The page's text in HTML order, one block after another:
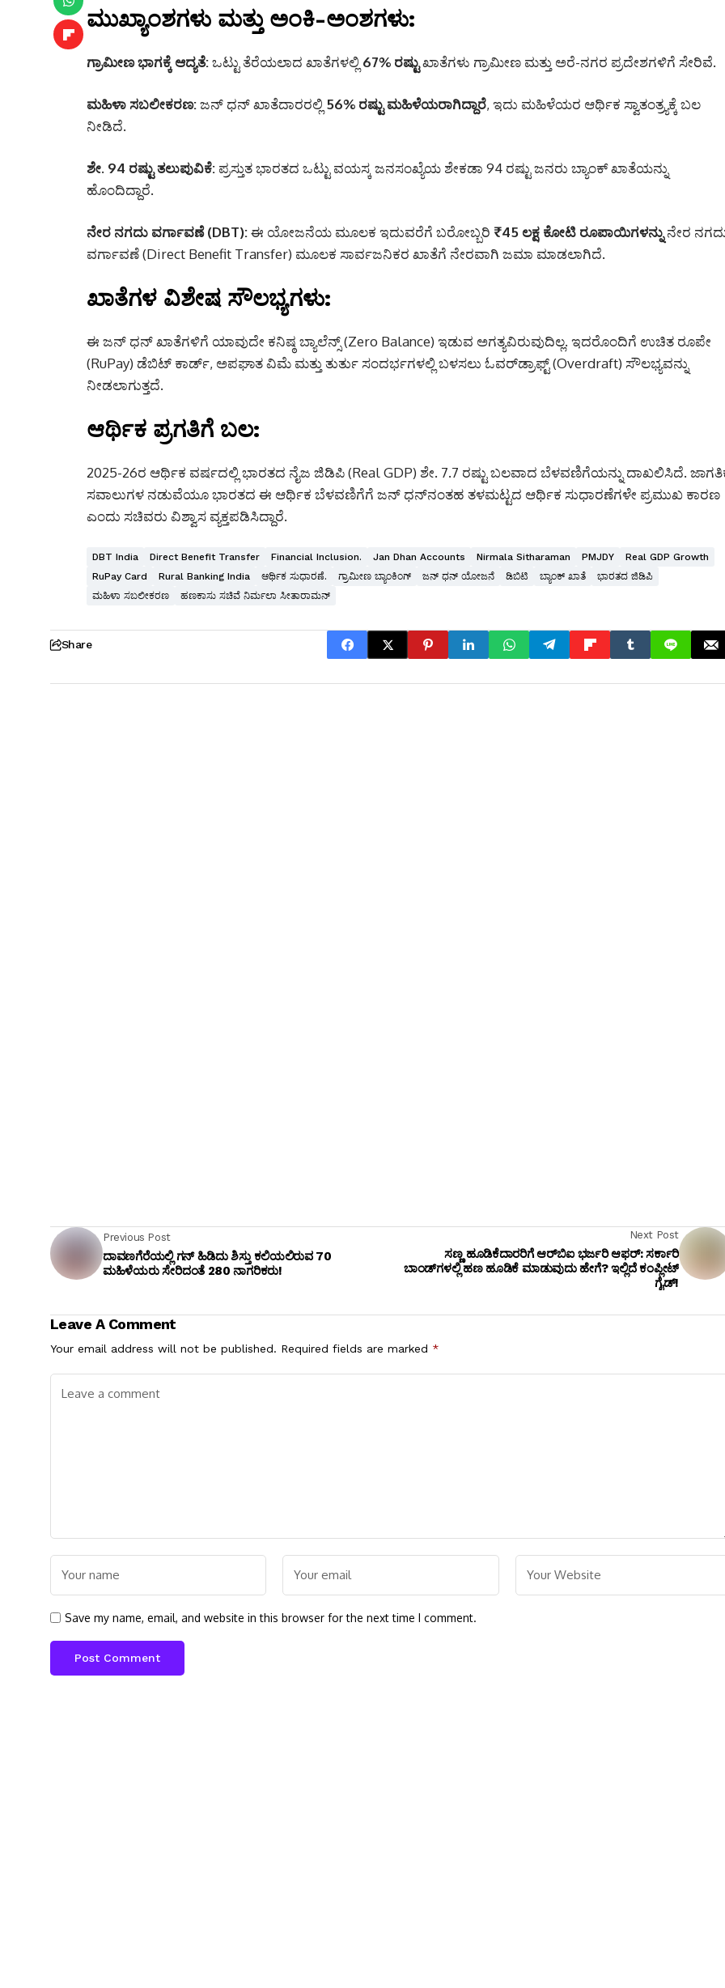
ಮುಖ್ಯಾಂಶಗಳು ಮತ್ತು ಅಂಕಿ-ಅಂಶಗಳು:
ಗ್ರಾಮೀಣ ಭಾಗಕ್ಕೆ ಆದ್ಯತೆ:ಒಟ್ಟು ತೆರೆಯಲಾದ ಖಾತೆಗಳಲ್ಲಿ 67% ರಷ್ಟುಖಾತೆಗಳು ಗ್ರಾಮೀಣ ಮತ್ತು ಅರೆ-ನಗರ ಪ್ರದೇಶಗಳಿಗೆ ಸೇರಿವೆ.
ಮಹಿಳಾ ಸಬಲೀಕರಣ:ಜನ್ ಧನ್ ಖಾತೆದಾರರಲ್ಲಿ 56% ರಷ್ಟು ಮಹಿಳೆಯರಾಗಿದ್ದಾರೆ, ಇದು ಮಹಿಳೆಯರ ಆರ್ಥಿಕ ಸ್ವಾತಂತ್ರ್ಯಕ್ಕೆ ಬಲ
ನೀಡಿದೆ.
ಶೇ. 94 ರಷ್ಟು ತಲುಪುವಿಕೆ: ಪ್ರಸ್ತುತ ಭಾರತದ ಒಟ್ಟು ವಯಸ್ಕ ಜನಸಂಖ್ಯೆಯ ಶೇಕಡಾ 94 ರಷ್ಟು ಜನರು ಬ್ಯಾಂಕ್ ಖಾತೆಯನ್ನು
ಹೊಂದಿದ್ದಾರೆ.
ನೇರ ನಗದು ವರ್ಗಾವಣೆ (DBT):ಈ ಯೋಜನೆಯ ಮೂಲಕ ಇದುವರೆಗೆ ಬರೋಬ್ಬರಿ ₹45 ಲಕ್ಷ ಕೋಟಿ ರೂಪಾಯಿಗಳನ್ನುನೇರ
ವರ್ಗಾವಣೆ (Direct Benefit Transfer) ಮೂಲಕ ಸಾರ್ವಜನಿಕರ ಖಾತೆಗೆ ನೇರವಾಗಿ ಜಮಾ ಮಾಡಲಾಗಿದೆ.
ಖಾತೆಗಳ ವಿಶೇಷ ಸೌಲಭ್ಯಗಳು:
ಈ ಜನ್ ಧನ್ ಖಾತೆಗಳಿಗೆ ಯಾವುದೇ ಕನಿಷ್ಠ ಬ್ಯಾಲೆನ್ಸ್ (Zero Balance) ಇಡುವ ಅಗತ್ಯವಿರುವುದಿಲ್ಲ. ಇದರೊಂದಿಗೆ ಉಚಿತ ರೂಪೇ
(RuPay) ಡೆಬಿಟ್ ಕಾರ್ಡ್, ಅಪಘಾತ ವಿಮೆ ಮತ್ತು ತುರ್ತು ಸಂದರ್ಭಗಳಲ್ಲಿ ಬಳಸಲು ಓವರ್‌ಡ್ರಾಫ್ಟ್ (Overdraft) ಸೌಲಭ್ಯವನ್ನು
ನೀಡಲಾಗುತ್ತದೆ.
ಆರ್ಥಿಕ ಪ್ರಗತಿಗೆ ಬಲ:
2025-26ರ ಆರ್ಥಿಕ ವರ್ಷದಲ್ಲಿ ಭಾರತದ ನೈಜ ಜಿಡಿಪಿ (Real GDP) ಶೇ. 7.7 ರಷ್ಟು ಬಲವಾದ ಬೆಳವಣಿಗೆಯನ್ನು ದಾಖಲಿಸಿದೆ.
ಸವಾಲುಗಳ ನಡುವೆಯೂ ಭಾರತದ ಈ ಆರ್ಥಿಕ ಬೆಳವಣಿಗೆಗೆ ಜನ್ ಧನ್‌ನಂತಹ ತಳಮಟ್ಟದ ಆರ್ಥಿಕ ಸುಧಾರಣೆಗಳೇ ಪ್ರಮುಖ ಕಾರಣ
ಎಂದು ಸಚಿವರು ವಿಶ್ವಾಸ ವ್ಯಕ್ತಪಡಿಸಿದ್ದಾರೆ.
DBT India Direct Benefit Transfer Financial Inclusion. Jan Dhan Accounts Nirmala Sitharaman PMJDY
Real GDP Growth
RuPay Card
Rural Banking India ಆರ್ಥಿಕ ಸುಧಾರಣೆ. ಗ್ರಾಮೀಣ ಬ್ಯಾಂಕಿಂಗ್ ಜನ್ ಧನ್ ಯೋಜನೆ ಡಿಬಿಟಿ ಬ್ಯಾಂಕ್ ಖಾತೆ
ಭಾರತದ ಜಿಡಿಪಿ
ಮಹಿಳಾ ಸಬಲೀಕರಣ
ಹಣಕಾಸು ಸಚಿವೆ ನಿರ್ಮಲಾ ಸೀತಾರಾಮನ್
Share
Previous Post
ದಾವಣಗೆರೆಯಲ್ಲಿ ಗನ್ ಹಿಡಿದು ಶಿಸ್ತು ಕಲಿಯಲಿರುವ 70
ಮಹಿಳೆಯರು ಸೇರಿದಂತೆ 280 ನಾಗರಿಕರು!
Next Post
ಸಣ್ಣ ಹೂಡಿಕೆದಾರರಿಗೆ ಆರ್‌ಬಿಐ ಭರ್ಜರಿ ಆಫರ್: ಸರ್ಕಾರಿ
ಬಾಂಡ್‌ಗಳಲ್ಲಿ ಹಣ ಹೂಡಿಕೆ ಮಾಡುವುದು ಹೇಗೆ? ಇಲ್ಲಿದೆ ಕಂಪ್ಲೀಟ್
ಗೈಡ್!
Leave A Comment
Your email address will not be published. Required fields are marked *
Save my name, email, and website in this browser for the next time I comment.